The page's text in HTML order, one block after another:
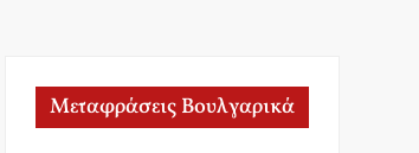
Μεταφράσεις Βουλγαρικά